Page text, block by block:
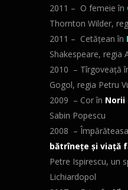
2011 – O femeie în
Thornton Wilder,
2011 – Cetăţean în
Shakespeare, regia
2010 – Tîrgoveaţă
Gogol, regia Petru
2009 – Cor în Norii
Sabin Popescu
2008 –
bătrîneţe şi viaţă
Petre Ispirescu, un
Lichiardopol